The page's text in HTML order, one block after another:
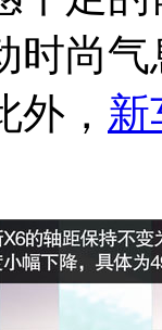
时尚
， 新